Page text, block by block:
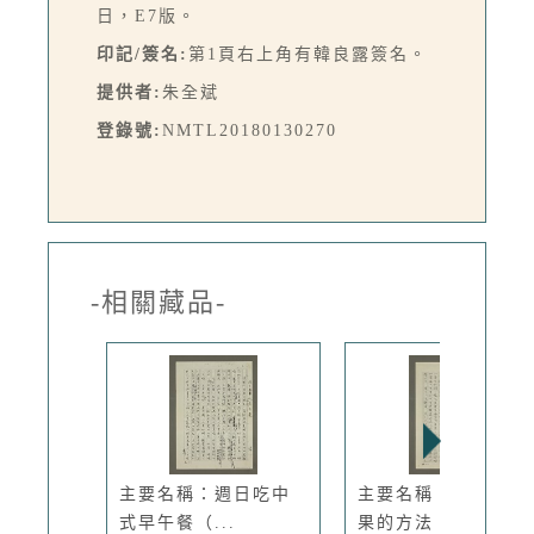
日，E7版。
印記/簽名: 第1頁右上角有韓良露簽名。
提供者: 朱全斌
登錄號: NMTL20180130270
-相關藏品-
主要名稱：週日吃中
式早午餐（...
主要名稱：吃熱帶水
果的方法（...